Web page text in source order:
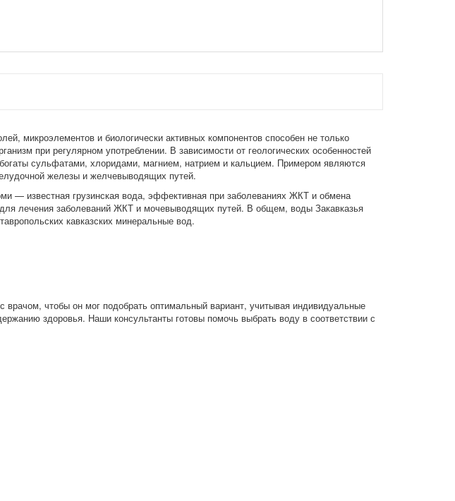
микроэлементов и биологически активных компонентов способен не только
при регулярном употреблении. В зависимости от геологических особенностей
сульфатами, хлоридами, магнием, натрием и кальцием. Примером являются
железы и желчевыводящих путей.
— известная грузинская вода, эффективная при заболеваниях ЖКТ и обмена
лечения заболеваний ЖКТ и мочевыводящих путей. В общем, воды Закавказья
кавказских минеральные вод.
чтобы он мог подобрать оптимальный вариант, учитывая индивидуальные
здоровья. Наши консультанты готовы помочь выбрать воду в соответствии с